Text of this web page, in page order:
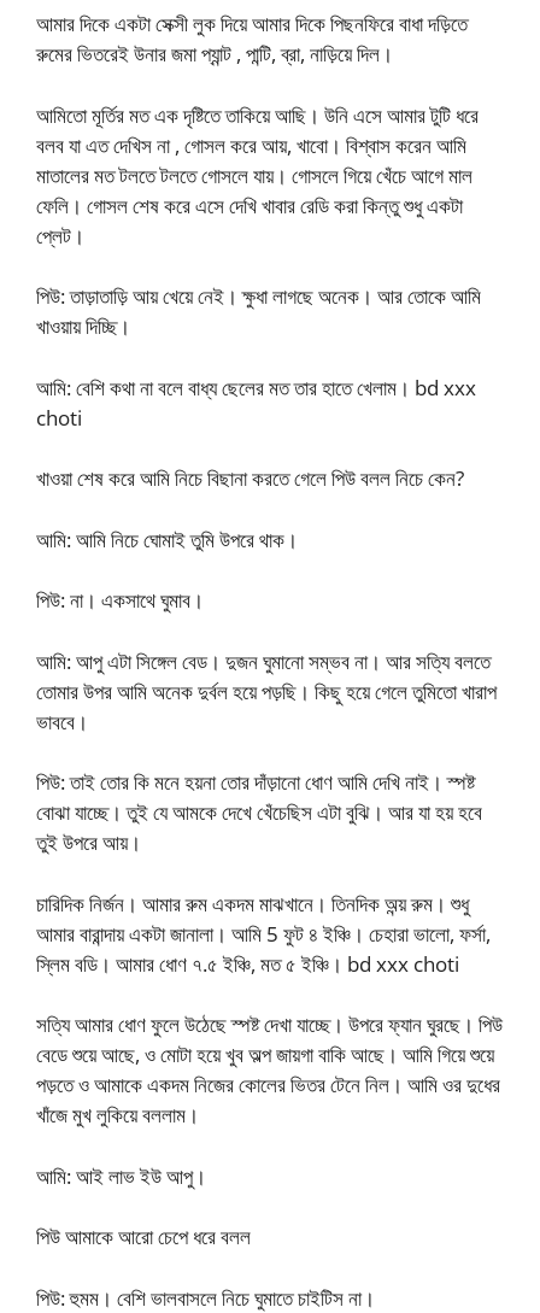
আমার দিকে একটা সেক্সী লুক দিয়ে আমার দিকে পিছনফিরে বাধা দড়িতে
রুমের ভিতরেই উনার জমা প্যান্ট , পান্টি, ব্রা, নাড়িয়ে দিল।
আমিতো মূর্তির মত এক দৃষ্টিতে তাকিয়ে আছি। উনি এসে আমার টুটি ধরে
বলব যা এত দেখিস না , গোসল করে আয়, খাবো। বিশ্বাস করেন আমি
মাতালের মত টলতে টলতে গোসলে যায়। গোসলে গিয়ে খেঁচে আগে মাল
ফেলি। গোসল শেষ করে এসে দেখি খাবার রেডি করা কিন্তু শুধু একটা
প্লেট।
পিউ: তাড়াতাড়ি আয় খেয়ে নেই। ক্ষুধা লাগছে অনেক। আর তোকে আমি
খাওয়ায় দিচ্ছি।
আমি: বেশি কথা না বলে বাধ্য ছেলের মত তার হাতে খেলাম। bd xxx
choti
খাওয়া শেষ করে আমি নিচে বিছানা করতে গেলে পিউ বলল নিচে কেন?
আমি: আমি নিচে ঘোমাই তুমি উপরে থাক।
পিউ: না। একসাথে ঘুমাব।
আমি: আপু এটা সিঙ্গেল বেড। দুজন ঘুমানো সম্ভব না। আর সত্যি বলতে
তোমার উপর আমি অনেক দুর্বল হয়ে পড়ছি। কিছু হয়ে গেলে তুমিতো খারাপ
ভাববে।
পিউ: তাই তোর কি মনে হয়না তোর দাঁড়ানো ধোণ আমি দেখি নাই। স্পষ্ট
বোঝা যাচ্ছে। তুই যে আমকে দেখে খেঁচেছিস এটা বুঝি। আর যা হয় হবে
তুই উপরে আয়।
চারিদিক নির্জন। আমার রুম একদম মাঝখানে। তিনদিক অন্য় রুম। শুধু
আমার বারান্দায় একটা জানালা। আমি 5 ফুট ৪ ইঞ্চি। চেহারা ভালো, ফর্সা,
স্লিম বডি। আমার ধোণ ৭.৫ ইঞ্চি, মত ৫ ইঞ্চি। bd xxx choti
সত্যি আমার ধোণ ফুলে উঠেছে স্পষ্ট দেখা যাচ্ছে। উপরে ফ্যান ঘুরছে। পিউ
বেডে শুয়ে আছে, ও মোটা হয়ে খুব অল্প জায়গা বাকি আছে। আমি গিয়ে শুয়ে
পড়তে ও আমাকে একদম নিজের কোলের ভিতর টেনে নিল। আমি ওর দুধের
খাঁজে মুখ লুকিয়ে বললাম।
আমি: আই লাভ ইউ আপু।
পিউ আমাকে আরো চেপে ধরে বলল
পিউ: হুমম। বেশি ভালবাসলে নিচে ঘুমাতে চাইটিস না।